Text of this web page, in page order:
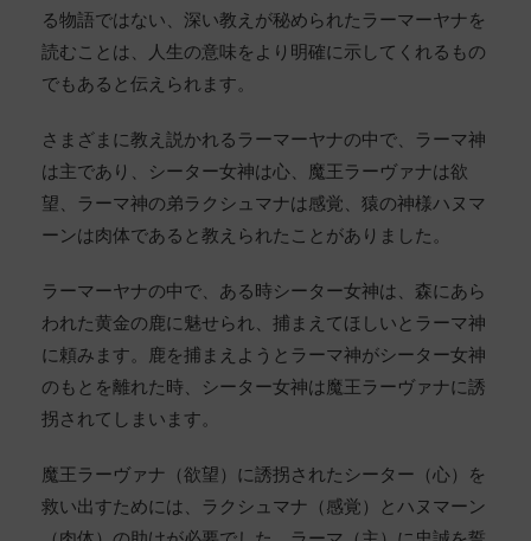
る物語ではない、深い教えが秘められたラーマーヤナを
読むことは、人生の意味をより明確に示してくれるもの
でもあると伝えられます。
さまざまに教え説かれるラーマーヤナの中で、ラーマ神
は主であり、シーター女神は心、魔王ラーヴァナは欲
望、ラーマ神の弟ラクシュマナは感覚、猿の神様ハヌマ
ーンは肉体であると教えられたことがありました。
ラーマーヤナの中で、ある時シーター女神は、森にあら
われた黄金の鹿に魅せられ、捕まえてほしいとラーマ神
に頼みます。鹿を捕まえようとラーマ神がシーター女神
のもとを離れた時、シーター女神は魔王ラーヴァナに誘
拐されてしまいます。
魔王ラーヴァナ（欲望）に誘拐されたシーター（心）を
救い出すためには、ラクシュマナ（感覚）とハヌマーン